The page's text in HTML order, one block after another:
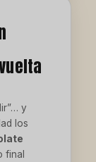
y
los
final